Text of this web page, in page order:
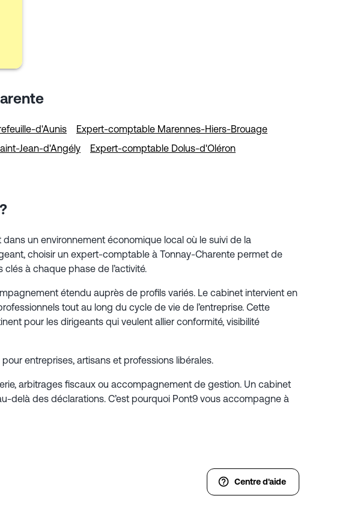
d'Aunis
Expert-comptable Marennes-Hiers-Brouage
Jean-d'Angély
Expert-comptable Dolus-d'Oléron
un environnement économique local où le suivi de la
choisir un expert-comptable à Tonnay-Charente permet de
à chaque phase de l’activité.
étendu auprès de profils variés. Le cabinet intervient en
tout au long du cycle de vie de l’entreprise. Cette
pour les dirigeants qui veulent allier conformité, visibilité
entreprises, artisans et professions libérales.
arbitrages fiscaux ou accompagnement de gestion. Un cabinet
des déclarations. C’est pourquoi Pont9 vous accompagne à
Centre d'aide